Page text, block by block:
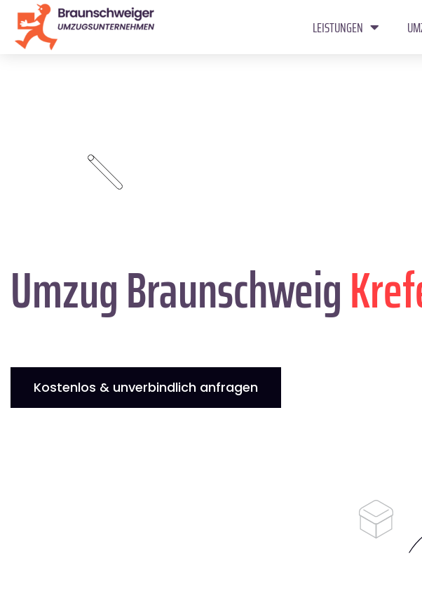
LEISTUNGEN
Umzug Braunschweig
Kostenlos & unverbindlich anfragen